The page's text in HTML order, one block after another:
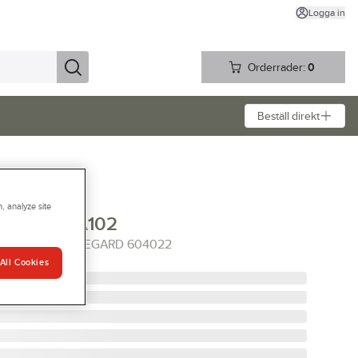
Logga in
Orderrader: 0
Beställ direkt
GA102
GA102 HOUSEGARD 604022
analyze site
Cookies